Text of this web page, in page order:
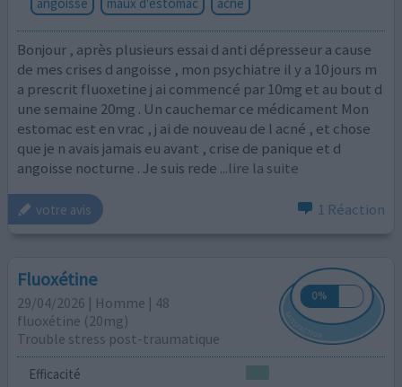
Bonjour , après plusieurs essai d anti dépresseur a cause
de mes crises d angoisse , mon psychiatre il y a 10 jours m
a prescrit fluoxetine j ai commencé par 10mg et au bout d
une semaine 20mg . Un cauchemar ce médicament Mon
estomac est en vrac , j ai de nouveau de l acné , et chose
que je n avais jamais eu avant , crise de panique et d
angoisse nocturne . Je suis rede ...lire la suite
votre avis 1 Réaction
Fluoxétine
29/04/2026 | Homme | 48
fluoxétine (20mg)
Trouble stress post-traumatique
Efficacité